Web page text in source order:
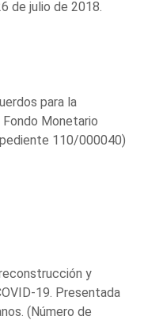
de julio de 2018.
para la
Monetario
110/000040)
y
19. Presentada
(Número de